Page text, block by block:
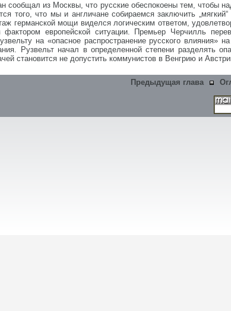
сообщал из Москвы, что русские обеспокоены тем, чтобы
того, что мы и англичане собираемся заключить
германской мощи виделся логическим ответом,
европейской ситуации. Премьер Черчилль
на «опасное распространение русского
Рузвельт начал в определенной степени разделять
становится не допустить коммунистов в Венгрию и
Предыдущая глава